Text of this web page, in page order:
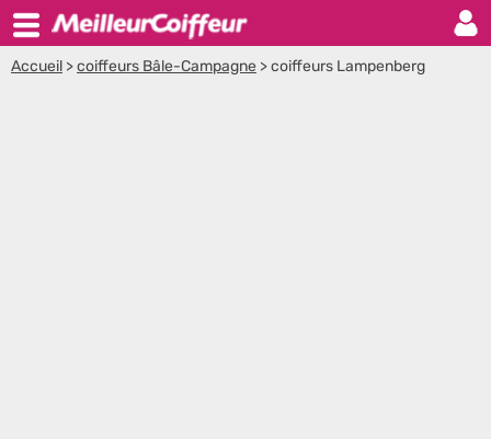
Accueil >coiffeurs Bâle-Campagne >coiffeurs Lampenberg